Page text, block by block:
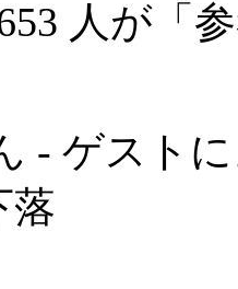
人が「
- ゲスト
落